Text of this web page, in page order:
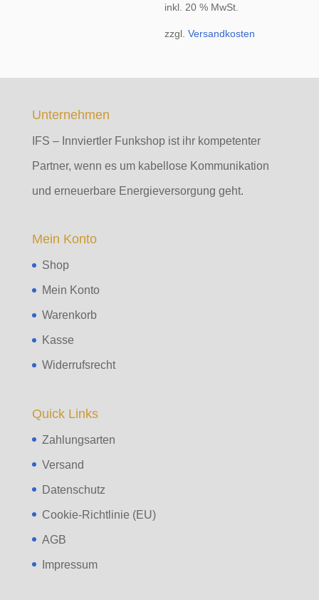
inkl. 20 % MwSt.
zzgl.Versandkosten
Unternehmen
IFS – Innviertler Funkshop ist ihr kompetenter
Partner, wenn es um kabellose Kommunikation
und erneuerbare Energieversorgung geht.
Mein Konto
Shop
Mein Konto
Warenkorb
Kasse
Widerrufsrecht
Quick Links
Zahlungsarten
Versand
Datenschutz
Cookie-Richtlinie (EU)
AGB
Impressum